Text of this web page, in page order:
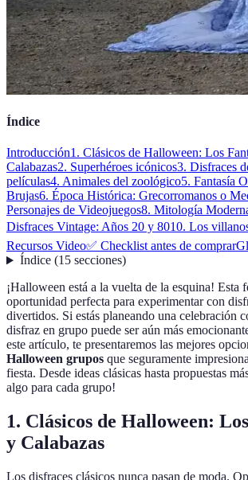
Índice
Introducción1. Clásicos de Halloween: Los
Calabazas2. Superhéroes icónicos3. Disfraces
películas4. Animales del zoológico5. Fantasía
Brujas6. Época Histórica: Grecorromanos o
Personajes de Videojuegos8. Mitología
Disfraces Vintage: Años 20 y 8010. Los
Recursos Video✅ Checklist antes de comprar
Índice(15 secciones)
¡Halloween está a la vuelta de la esquina! Esta
oportunidad perfecta para experimentar con
divertidos. Si estás planeando una celebración
disfraz en grupo puede ser aún más
este artículo, te presentaremos las mejores
Halloween grupos que seguramente
fiesta. Desde ideas clásicas hasta propuestas
algo para cada grupo!
1. Clásicos de Halloween:
y Calabazas
Los disfraces clásicos nunca pasan de moda.